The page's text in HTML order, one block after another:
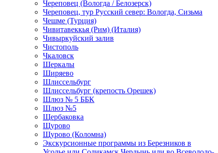
Череповец (Вологда / Белозерск)
Череповец, тур Русский север: Вологда, Сизьма
Чешме (Турция)
Чивитавеккья (Рим) (Италия)
Чивыркуйский залив
Чистополь
Чкаловск
Шеркалы
Ширяево
Шлиссельбург
Шлиссельбург (крепость Орешек)
Шлюз № 5 ББК
Шлюз №5
Щербаковка
Щурово
Щурово (Коломна)
Экскурсионные программы из Березников в